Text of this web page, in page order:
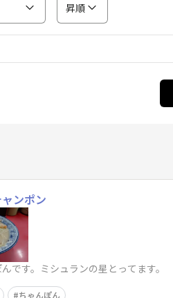
昇順
ンポン
です。ミシュランの星とってます。
ちゃんぽん